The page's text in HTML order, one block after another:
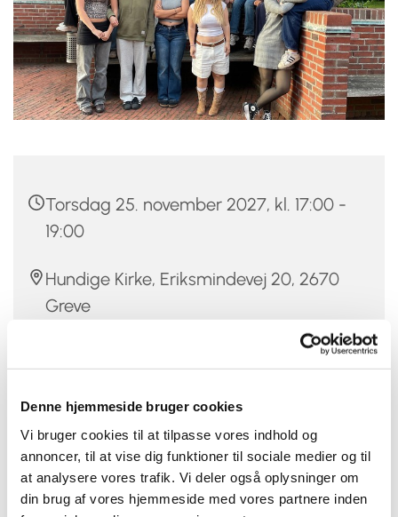
Denne hjemmeside bruger cookies
Vi bruger cookies til at tilpasse vores indhold og
annoncer, til at vise dig funktioner til sociale medier og til
at analysere vores trafik. Vi deler også oplysninger om
din brug af vores hjemmeside med vores partnere inden
Torsdag 25. november 2027, kl. 17:00 -
19:00
Hundige Kirke, Eriksmindevej 20, 2670
Greve
Er du mellem 12 og 20 år, vild med musik og at synge,
så er Hundige-Kildebrønde Kirkers Pigekor måske
noget for dig.